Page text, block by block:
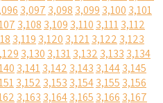
3,097 3,098 3,099 3,100 3,101
3,108 3,109 3,110 3,1113,112
3,119 3,120 3,1213,122 3,123
3,130 3,1313,132 3,133 3,134
3,1413,142 3,143 3,1443,145
3,152 3,153 3,1543,155 3,156
3,163 3,1643,165 3,166 3,167